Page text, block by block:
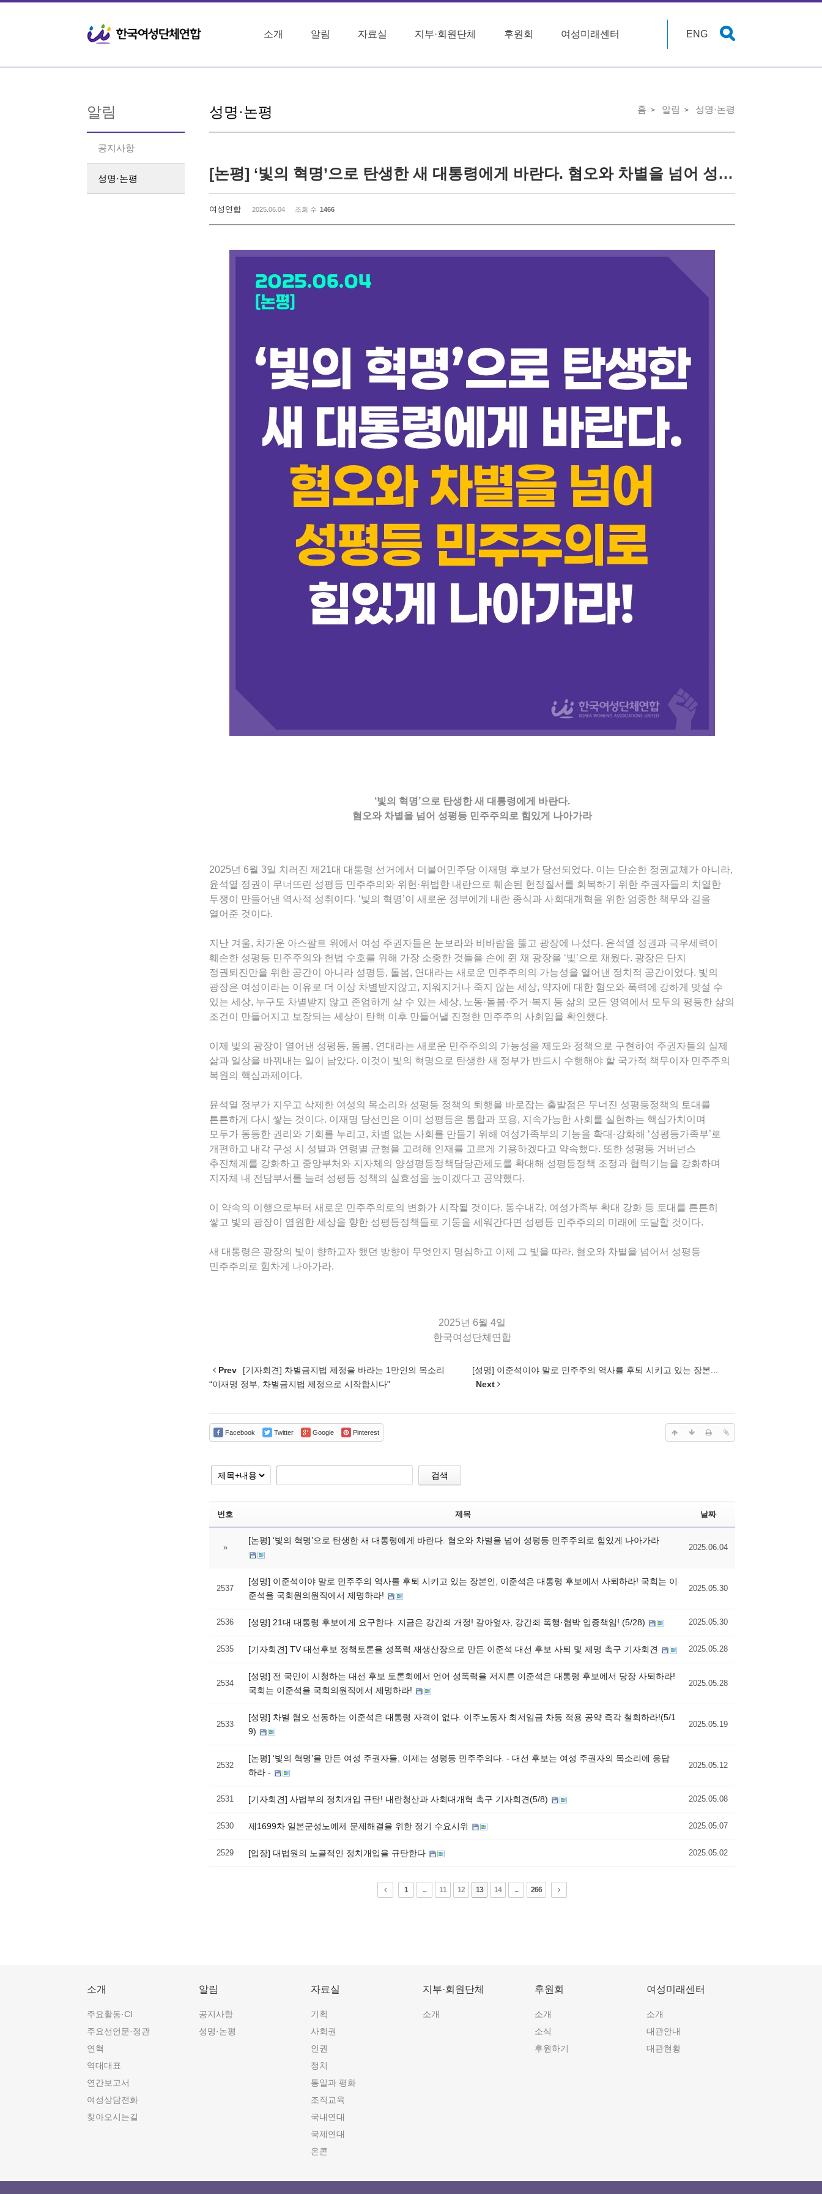
소개 알림 자료실 지부·회원단체 후원회 여성미래센터 ENG
알림
공지사항
성명·논평
성명·논평 홈 알림 성명·논평
[논평] ‘빛의 혁명’으로 탄생한 새 대통령에게 바란다. 혐오와 차별을 넘어 성평등 민주주의로 힘있게 나아가라
여성연합 2025.06.04 조회 수 1466
‘빛의 혁명’으로 탄생한 새 대통령에게 바란다.
혐오와 차별을 넘어 성평등 민주주의로 힘있게 나아가라
2025년 6월 3일 치러진 제21대 대통령 선거에서 더불어민주당 이재명 후보가 당선되었다. 이는 단순한 정권교체가 아니라,
윤석열 정권이 무너뜨린 성평등 민주주의와 위헌·위법한 내란으로 훼손된 헌정질서를 회복하기 위한 주권자들의 치열한
투쟁이 만들어낸 역사적 성취이다. ‘빛의 혁명’이 새로운 정부에게 내란 종식과 사회대개혁을 위한 엄중한 책무와 길을
열어준 것이다.
지난 겨울, 차가운 아스팔트 위에서 여성 주권자들은 눈보라와 비바람을 뚫고 광장에 나섰다. 윤석열 정권과 극우세력이
훼손한 성평등 민주주의와 헌법 수호를 위해 가장 소중한 것들을 손에 쥔 채 광장을 ‘빛’으로 채웠다. 광장은 단지
정권퇴진만을 위한 공간이 아니라 성평등, 돌봄, 연대라는 새로운 민주주의의 가능성을 열어낸 정치적 공간이었다. 빛의
광장은 여성이라는 이유로 더 이상 차별받지않고, 지워지거나 죽지 않는 세상, 약자에 대한 혐오와 폭력에 강하게 맞설 수
있는 세상, 누구도 차별받지 않고 존엄하게 살 수 있는 세상, 노동·돌봄·주거·복지 등 삶의 모든 영역에서 모두의 평등한 삶의
조건이 만들어지고 보장되는 세상이 탄핵 이후 만들어낼 진정한 민주주의 사회임을 확인했다.
이제 빛의 광장이 열어낸 성평등, 돌봄, 연대라는 새로운 민주주의의 가능성을 제도와 정책으로 구현하여 주권자들의 실제
삶과 일상을 바꿔내는 일이 남았다. 이것이 빛의 혁명으로 탄생한 새 정부가 반드시 수행해야 할 국가적 책무이자 민주주의
복원의 핵심과제이다.
윤석열 정부가 지우고 삭제한 여성의 목소리와 성평등 정책의 퇴행을 바로잡는 출발점은 무너진 성평등정책의 토대를
튼튼하게 다시 쌓는 것이다. 이재명 당선인은 이미 성평등은 통합과 포용, 지속가능한 사회를 실현하는 핵심가치이며
모두가 동등한 권리와 기회를 누리고, 차별 없는 사회를 만들기 위해 여성가족부의 기능을 확대·강화해 ‘성평등가족부’로
개편하고 내각 구성 시 성별과 연령별 균형을 고려해 인재를 고르게 기용하겠다고 약속했다. 또한 성평등 거버넌스
추진체계를 강화하고 중앙부처와 지자체의 양성평등정책담당관제도를 확대해 성평등정책 조정과 협력기능을 강화하며
지자체 내 전담부서를 늘려 성평등 정책의 실효성을 높이겠다고 공약했다.
이 약속의 이행으로부터 새로운 민주주의로의 변화가 시작될 것이다. 동수내각, 여성가족부 확대 강화 등 토대를 튼튼히
쌓고 빛의 광장이 염원한 세상을 향한 성평등정책들로 기둥을 세워간다면 성평등 민주주의의 미래에 도달할 것이다.
새 대통령은 광장의 빛이 향하고자 했던 방향이 무엇인지 명심하고 이제 그 빛을 따라, 혐오와 차별을 넘어서 성평등
민주주의로 힘차게 나아가라.
2025년 6월 4일
한국여성단체연합
Prev
[기자회견] 차별금지법 제정을 바라는 1만인의 목소리
“이재명 정부, 차별금지법 제정으로 시작합시다”
[성명] 이준석이야 말로 민주주의 역사를 후퇴 시키고 있는 장본...
Next
Facebook Twitter Google Pinterest
검색
번호 제목 날짜
»
[논평] ‘빛의 혁명’으로 탄생한 새 대통령에게 바란다. 혐오와 차별을 넘어 성평등 민주주의로 힘있게 나아가라
2025.06.04
2537
[성명] 이준석이야 말로 민주주의 역사를 후퇴 시키고 있는 장본인, 이준석은 대통령 후보에서 사퇴하라! 국회는 이
준석을 국회원의원직에서 제명하라!
2025.05.30
2536 [성명] 21대 대통령 후보에게 요구한다. 지금은 강간죄 개정! 갈아엎자, 강간죄 폭행·협박 입증책임! (5/28) 2025.05.30
2535 [기자회견] TV 대선후보 정책토론을 성폭력 재생산장으로 만든 이준석 대선 후보 사퇴 및 제명 촉구 기자회견 2025.05.28
2534
[성명] 전 국민이 시청하는 대선 후보 토론회에서 언어 성폭력을 저지른 이준석은 대통령 후보에서 당장 사퇴하라!
국회는 이준석을 국회의원직에서 제명하라!
2025.05.28
2533
[성명] 차별 혐오 선동하는 이준석은 대통령 자격이 없다. 이주노동자 최저임금 차등 적용 공약 즉각 철회하라!(5/1
9)
2025.05.19
2532
[논평] ‘빛의 혁명’을 만든 여성 주권자들, 이제는 성평등 민주주의다. - 대선 후보는 여성 주권자의 목소리에 응답
하라 -
2025.05.12
2531 [기자회견] 사법부의 정치개입 규탄! 내란청산과 사회대개혁 촉구 기자회견(5/8) 2025.05.08
2530 제1699차 일본군성노예제 문제해결을 위한 정기 수요시위 2025.05.07
2529 [입장] 대법원의 노골적인 정치개입을 규탄한다 2025.05.02
1 ... 11 12 13 14 ... 266
소개
주요활동·CI
주요선언문·정관
연혁
역대대표
연간보고서
여성상담전화
찾아오시는길
알림
공지사항
성명·논평
자료실
기획
사회권
인권
정치
통일과 평화
조직교육
국내연대
국제연대
온콘
지부·회원단체
소개
후원회
소개
소식
후원하기
여성미래센터
소개
대관안내
대관현황